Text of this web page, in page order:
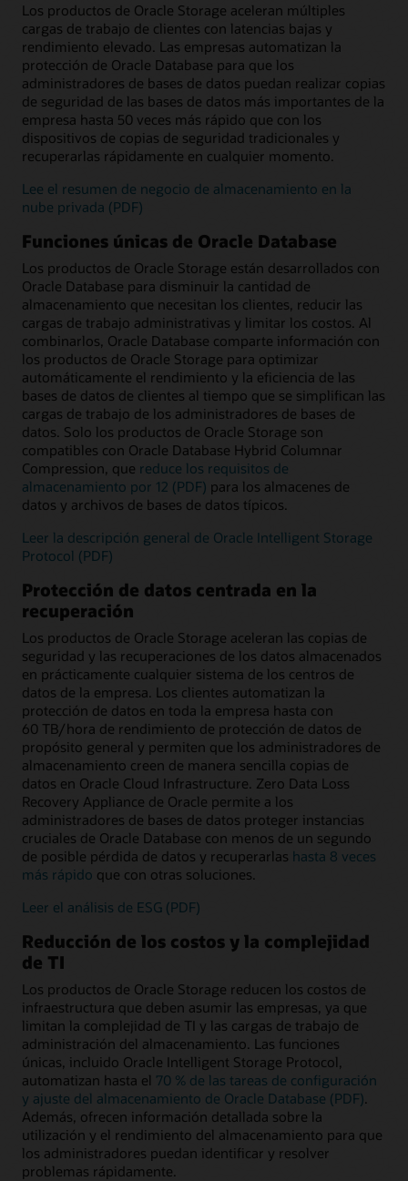
Los productos de Oracle Storage aceleran múltiples
cargas de trabajo de clientes con latencias bajas y
rendimiento elevado. Las empresas automatizan la
protección de Oracle Database para que los
administradores de bases de datos puedan realizar copias
de seguridad de las bases de datos más importantes de la
empresa hasta 50 veces más rápido que con los
dispositivos de copias de seguridad tradicionales y
recuperarlas rápidamente en cualquier momento.
Lee el resumen de negocio de almacenamiento en la
nube privada (PDF)
Funciones únicas de Oracle Database
Los productos de Oracle Storage están desarrollados con
Oracle Database para disminuir la cantidad de
almacenamiento que necesitan los clientes, reducir las
cargas de trabajo administrativas y limitar los costos. Al
combinarlos, Oracle Database comparte información con
los productos de Oracle Storage para optimizar
automáticamente el rendimiento y la eficiencia de las
bases de datos de clientes al tiempo que se simplifican las
cargas de trabajo de los administradores de bases de
datos. Solo los productos de Oracle Storage son
compatibles con Oracle Database Hybrid Columnar
Compression, que reduce los requisitos de
almacenamiento por 12 (PDF) para los almacenes de
datos y archivos de bases de datos típicos.
Leer la descripción general de Oracle Intelligent Storage
Protocol (PDF)
Protección de datos centrada en la
recuperación
Los productos de Oracle Storage aceleran las copias de
seguridad y las recuperaciones de los datos almacenados
en prácticamente cualquier sistema de los centros de
datos de la empresa. Los clientes automatizan la
protección de datos en toda la empresa hasta con
60 TB/hora de rendimiento de protección de datos de
propósito general y permiten que los administradores de
almacenamiento creen de manera sencilla copias de
datos en Oracle Cloud Infrastructure. Zero Data Loss
Recovery Appliance de Oracle permite a los
administradores de bases de datos proteger instancias
cruciales de Oracle Database con menos de un segundo
de posible pérdida de datos y recuperarlas hasta 8 veces
más rápido que con otras soluciones.
Leer el análisis de ESG (PDF)
Reducción de los costos y la complejidad
de TI
Los productos de Oracle Storage reducen los costos de
infraestructura que deben asumir las empresas, ya que
limitan la complejidad de TI y las cargas de trabajo de
administración del almacenamiento. Las funciones
únicas, incluido Oracle Intelligent Storage Protocol,
automatizan hasta el 70 % de las tareas de configuración
y ajuste del almacenamiento de Oracle Database (PDF)
Además, ofrecen información detallada sobre la
utilización y el rendimiento del almacenamiento para que
los administradores puedan identificar y resolver
problemas rápidamente.